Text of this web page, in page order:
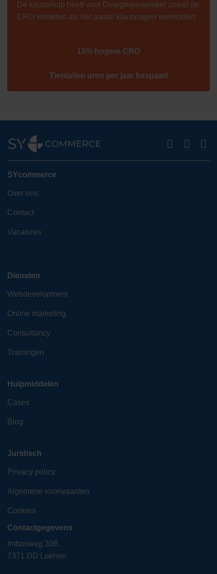
De keuzehulp heeft voor Deurgrepenwinkel zowel de
CRO verbetert als het aantal klantvragen vermindert.
15% hogere CRO
Tientallen uren per jaar bespaart
SYcommerce
Over ons
Contact
Vacatures
Diensten
Webdevelopment
Online marketing
Consultancy
Trainingen
Hulpmiddelen
Cases
Blog
Juridisch
Privacy policy
Algemene voorwaarden
Cookies
Contactgegevens
Imbosweg 30B,
7371 DD Loenen